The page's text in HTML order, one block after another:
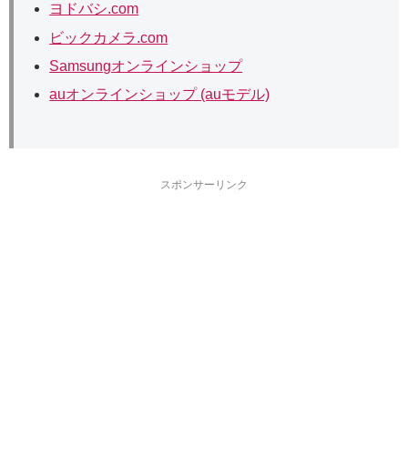
ヨドバシ.com
ビックカメラ.com
Samsungオンラインショップ
auオンラインショップ (auモデル)
スポンサーリンク